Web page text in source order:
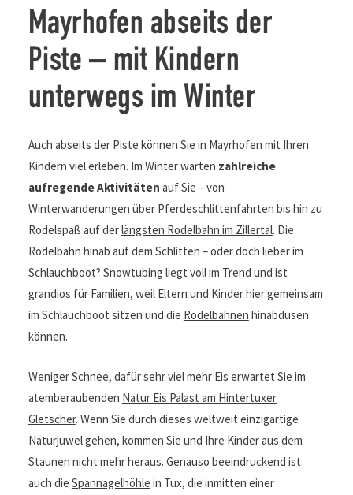
Mayrhofen abseits der
Piste – mit Kindern
unterwegs im Winter
Auch abseits der Piste können Sie in Mayrhofen mit Ihren
Kindern viel erleben. Im Winter warten zahlreiche
aufregende Aktivitäten auf Sie – von
Winterwanderungen über Pferdeschlittenfahrten bis hin zu
Rodelspaß auf derlängsten Rodelbahn im Zillertal. Die
Rodelbahn hinab auf dem Schlitten – oder doch lieber im
Schlauchboot? Snowtubing liegt voll im Trend und ist
grandios für Familien, weil Eltern und Kinder hier gemeinsam
im Schlauchboot sitzen und die Rodelbahnen hinabdüsen
können.
Weniger Schnee, dafür sehr viel mehr Eis erwartet Sie im
atemberaubenden Natur Eis Palast am Hintertuxer
Gletscher. Wenn Sie durch dieses weltweit einzigartige
Naturjuwel gehen, kommen Sie und Ihre Kinder aus dem
Staunen nicht mehr heraus. Genauso beeindruckend ist
auch die Spannagelhöhle in Tux, die inmitten einer